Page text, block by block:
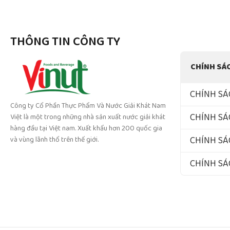
THÔNG TIN CÔNG TY
Công ty Cổ Phần Thực Phẩm Và Nước Giải Khát Nam
Việt là một trong những nhà sản xuất nước giải khát
hàng đầu tại Việt nam. Xuất khẩu hơn 200 quốc gia
và vùng lãnh thổ trên thế giới.
CHÍNH
CHÍNH
CHÍNH
CHÍNH
CHÍNH